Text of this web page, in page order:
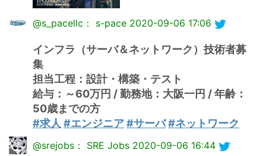
@s_pacellc： s-pace 2020-09-06 17:06
インフラ（サーバ＆ネットワーク）技術者募
集
担当工程：設計・構築・テスト
給与：～60万円 / 勤務地：大阪一円 / 年齢：
50歳までの方
#求人 #エンジニア#サーバ#ネットワーク
@srejobs： SRE Jobs 2020-09-06 16:44